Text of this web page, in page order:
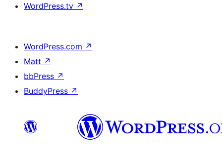
WordPress.tv ↗
WordPress.com ↗
Matt ↗
bbPress ↗
BuddyPress ↗